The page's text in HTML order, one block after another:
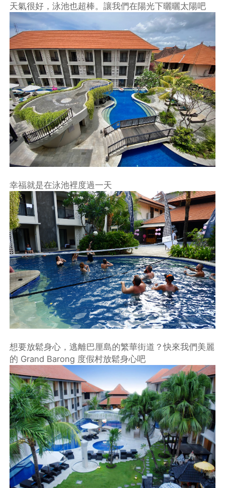
天氣很好，泳池也超棒。讓我們在陽光下曬曬太陽吧
幸福就是在泳池裡度過一天
想要放鬆身心，逃離巴厘島的繁華街道？快來我們美麗
的 Grand Barong 度假村放鬆身心吧